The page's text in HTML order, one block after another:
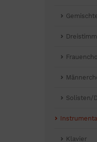
Solisten/
Klavier